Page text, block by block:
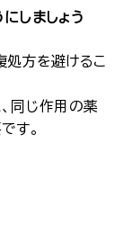
しましょう
処方を避けるこ
同じ作用の薬
す。